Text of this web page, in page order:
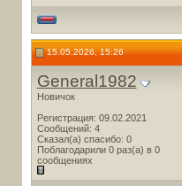
15.05.2026, 15:26
General1982
Новичок
Регистрация: 09.02.2021
Сообщений: 4
Сказал(а) спасибо: 0
Поблагодарили 0 раз(а) в 0
сообщениях